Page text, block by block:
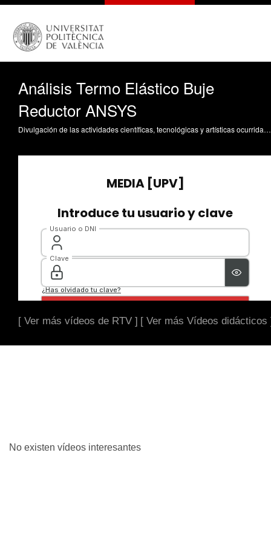
Análisis Termo Elástico Buje
Reductor ANSYS
Divulgación de las actividades científicas, tecnológicas y artísticas ocurridas en los tres campus de la UPV
[ Ver más vídeos de RTV ] [ Ver más Vídeos didácticos
No existen vídeos interesantes